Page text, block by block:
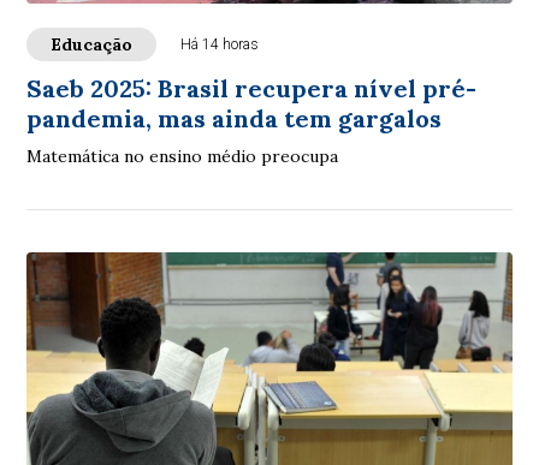
Educação Há 14 horas
Saeb 2025: Brasil recupera nível pré-
pandemia, mas ainda tem gargalos
Matemática no ensino médio preocupa